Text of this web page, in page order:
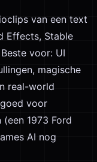
van een text
Effects, Stable
voor: UI
magische
real-world
voor
1973 Ford
AI nog